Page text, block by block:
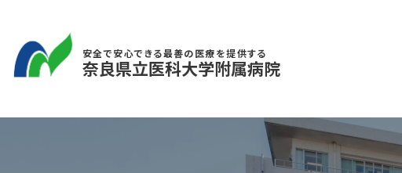
安全で安心できる最善の医療を提供する
奈良県立医科大学附属病院